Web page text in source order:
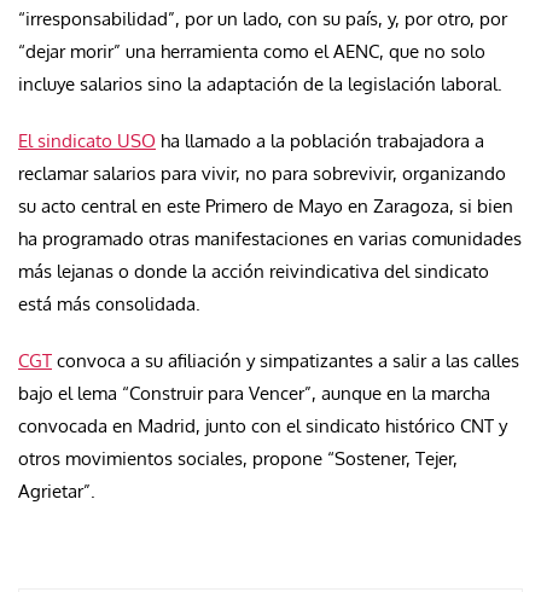
“irresponsabilidad”, por un lado, con su país, y, por otro, por
“dejar morir” una herramienta como el AENC, que no solo
incluye salarios sino la adaptación de la legislación laboral.
El sindicato USO ha llamado a la población trabajadora a
reclamar salarios para vivir, no para sobrevivir, organizando
su acto central en este Primero de Mayo en Zaragoza, si bien
ha programado otras manifestaciones en varias comunidades
más lejanas o donde la acción reivindicativa del sindicato
está más consolidada.
CGT convoca a su afiliación y simpatizantes a salir a las calles
bajo el lema “Construir para Vencer”, aunque en la marcha
convocada en Madrid, junto con el sindicato histórico CNT y
otros movimientos sociales, propone “Sostener, Tejer,
Agrietar”.